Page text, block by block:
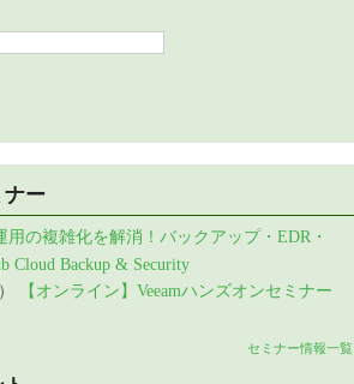
ナー
用の複雑化を解消！バックアップ・EDR・
Cloud Backup & Security
【オンライン】Veeamハンズオンセミナー
セミナー情報一覧